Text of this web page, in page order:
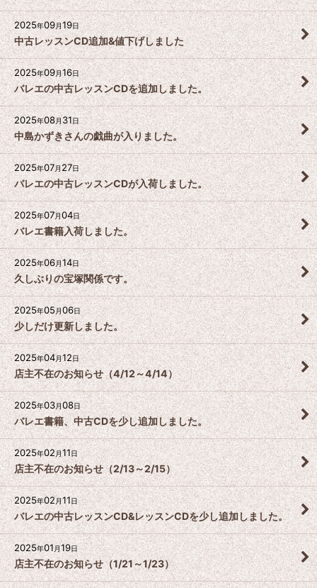
2025年09月19日
中古レッスンCD追加&値下げしました
2025年09月16日
バレエの中古レッスンCDを追加しました。
2025年08月31日
中島かずきさんの戯曲が入りました。
2025年07月27日
バレエの中古レッスンCDが入荷しました。
2025年07月04日
バレエ書籍入荷しました。
2025年06月14日
久しぶりの宝塚関係です。
2025年05月06日
少しだけ更新しました。
2025年04月12日
店主不在のお知らせ（4/12～4/14）
2025年03月08日
バレエ書籍、中古CDを少し追加しました。
2025年02月11日
店主不在のお知らせ（2/13～2/15）
2025年02月11日
バレエの中古レッスンCD&レッスンCDを少し追加しました。
2025年01月19日
店主不在のお知らせ（1/21～1/23）